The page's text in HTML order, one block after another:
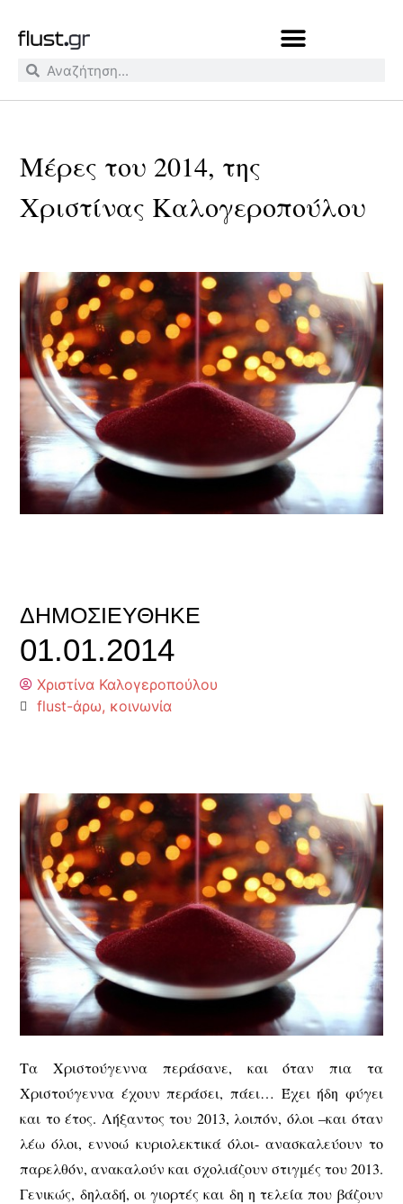
Μέρες του 2014, της
Χριστίνας Καλογεροπούλου
ΔΗΜΟΣΙΕΎΘΗΚΕ
01.01.2014
Χριστίνα Καλογεροπούλου
flust-άρω, κοινωνία
Τα Χριστούγεννα περάσανε, και όταν πια τα
Χριστούγεννα έχουν περάσει, πάει… Έχει ήδη φύγει
και το έτος. Λήξαντος του 2013, λοιπόν, όλοι –και όταν
λέω όλοι, εννοώ κυριολεκτικά όλοι- ανασκαλεύουν το
παρελθόν, ανακαλούν και σχολιάζουν στιγμές του 2013.
Γενικώς, δηλαδή, οι γιορτές και δη η τελεία που βάζουν